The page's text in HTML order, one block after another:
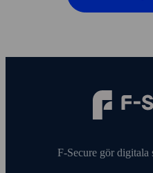
F‑Secure gör digitala